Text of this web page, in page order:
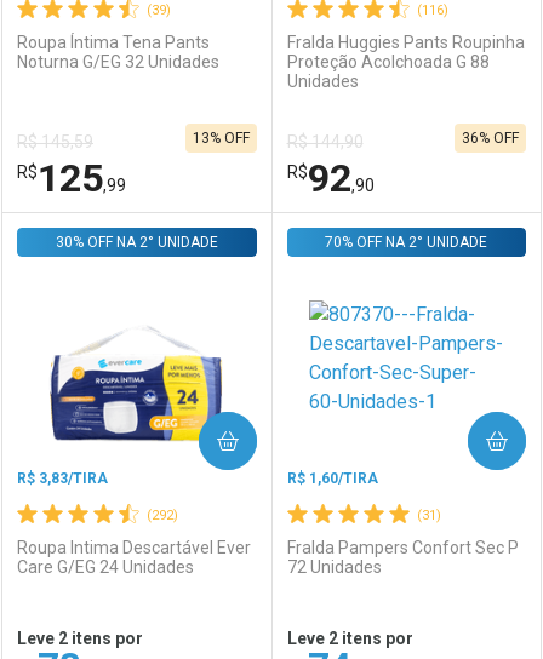
Comprar sem Desconto
Por R$ 154,99/cada
Comprar sem Desconto
Por R$ 154,99/cada
Comprar sem Desconto
Por R$ 154,99/cada
Comprar sem Desconto
Por R$ 154,99/cada
(39)
Roupa Íntima Tena Pants
Noturna G/EG 32 Unidades
R$ 145,59
R$125,99
13% OFF
FECHAR
FECHAR
(116)
Fralda Huggies Pants Roupinha
Proteção Acolchoada G 88
Unidades
R$ 144,90
R$92,90
36% OFF
Laboratório
Por Menos
(292)
R$ 3,83/TIRA
Roupa Intima Descartável Ever
Care G/EG 24 Unidades
30% OFF NA 2° UNIDADE
Leve 2 itens por
COMPRAR
(31)
R$ 1,60/TIRA
Fralda Pampers Confort Sec P
72 Unidades
70% OFF NA 2° UNIDADE
Leve 2 itens por
COMPRAR